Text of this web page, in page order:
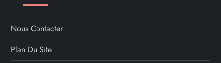
Nous Contacter
Plan Du Site